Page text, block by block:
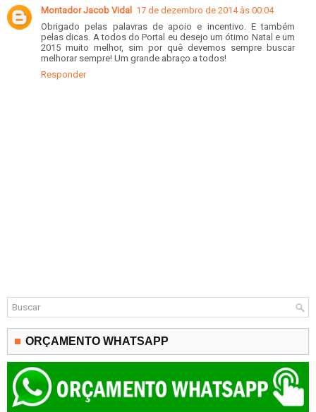
Montador Jacob Vidal
17 de dezembro de 2014 às 00:04
Obrigado pelas palavras de apoio e incentivo. E também
pelas dicas. A todos do Portal eu desejo um ótimo Natal e um
2015 muito melhor, sim por quê devemos sempre buscar
melhorar sempre! Um grande abraço a todos!
Responder
ORÇAMENTO WHATSAPP